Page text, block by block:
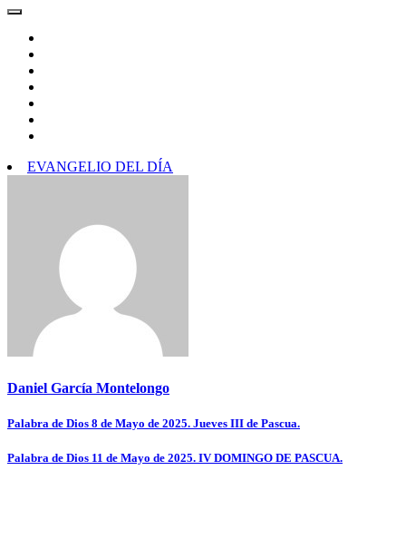
EVANGELIO DEL DÍA
Daniel García Montelongo
Navegación
de
Palabra de Dios 8 de Mayo de 2025. Jueves III de Pascua.
Palabra de Dios 11 de Mayo de 2025. IV DOMINGO DE PASCUA.